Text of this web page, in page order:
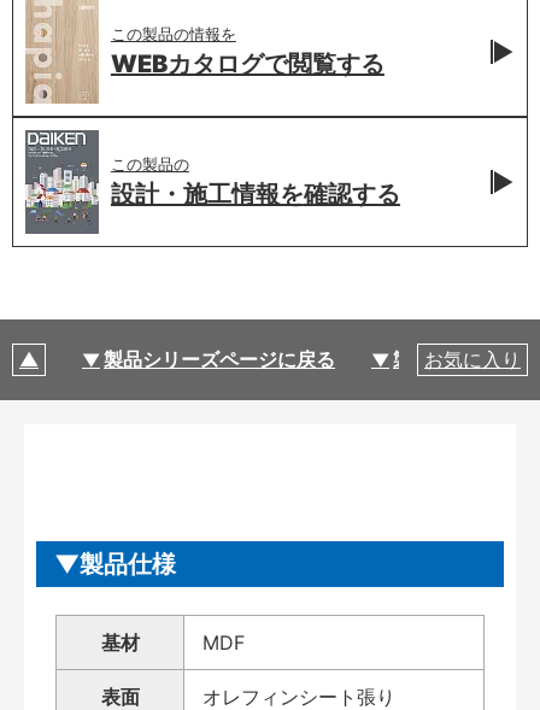
この製品の情報を
WEBカタログで閲覧する
この製品の
設計・施工情報を確認する
製品シリーズページに戻る 製品仕様
お気に入り
製品仕様
基材 MDF
表面 オレフィンシート張り